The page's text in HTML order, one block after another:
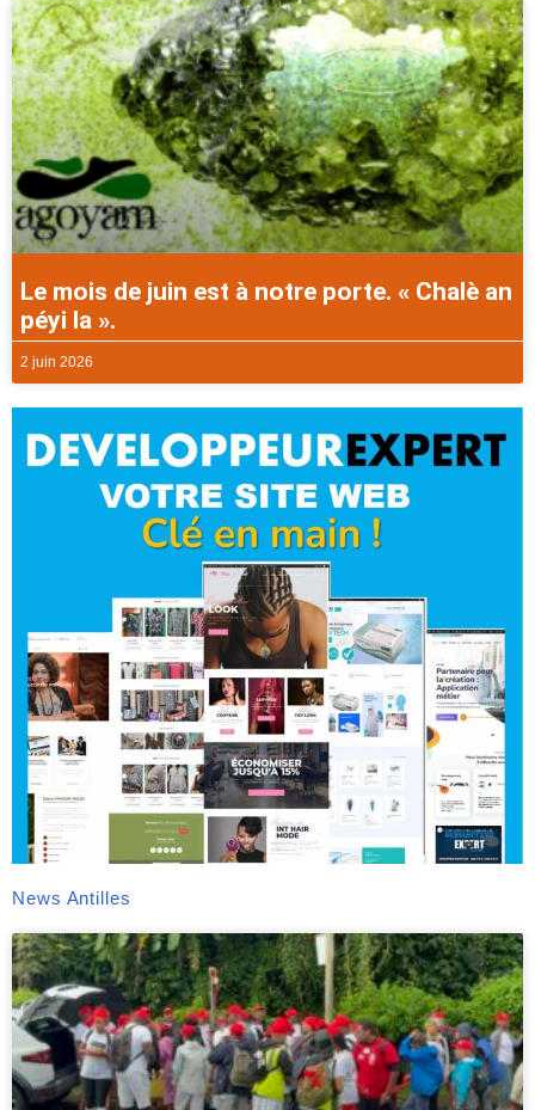
Le mois de juin est à notre porte. « Chalè an
péyi la ».
2 juin 2026
News Antilles